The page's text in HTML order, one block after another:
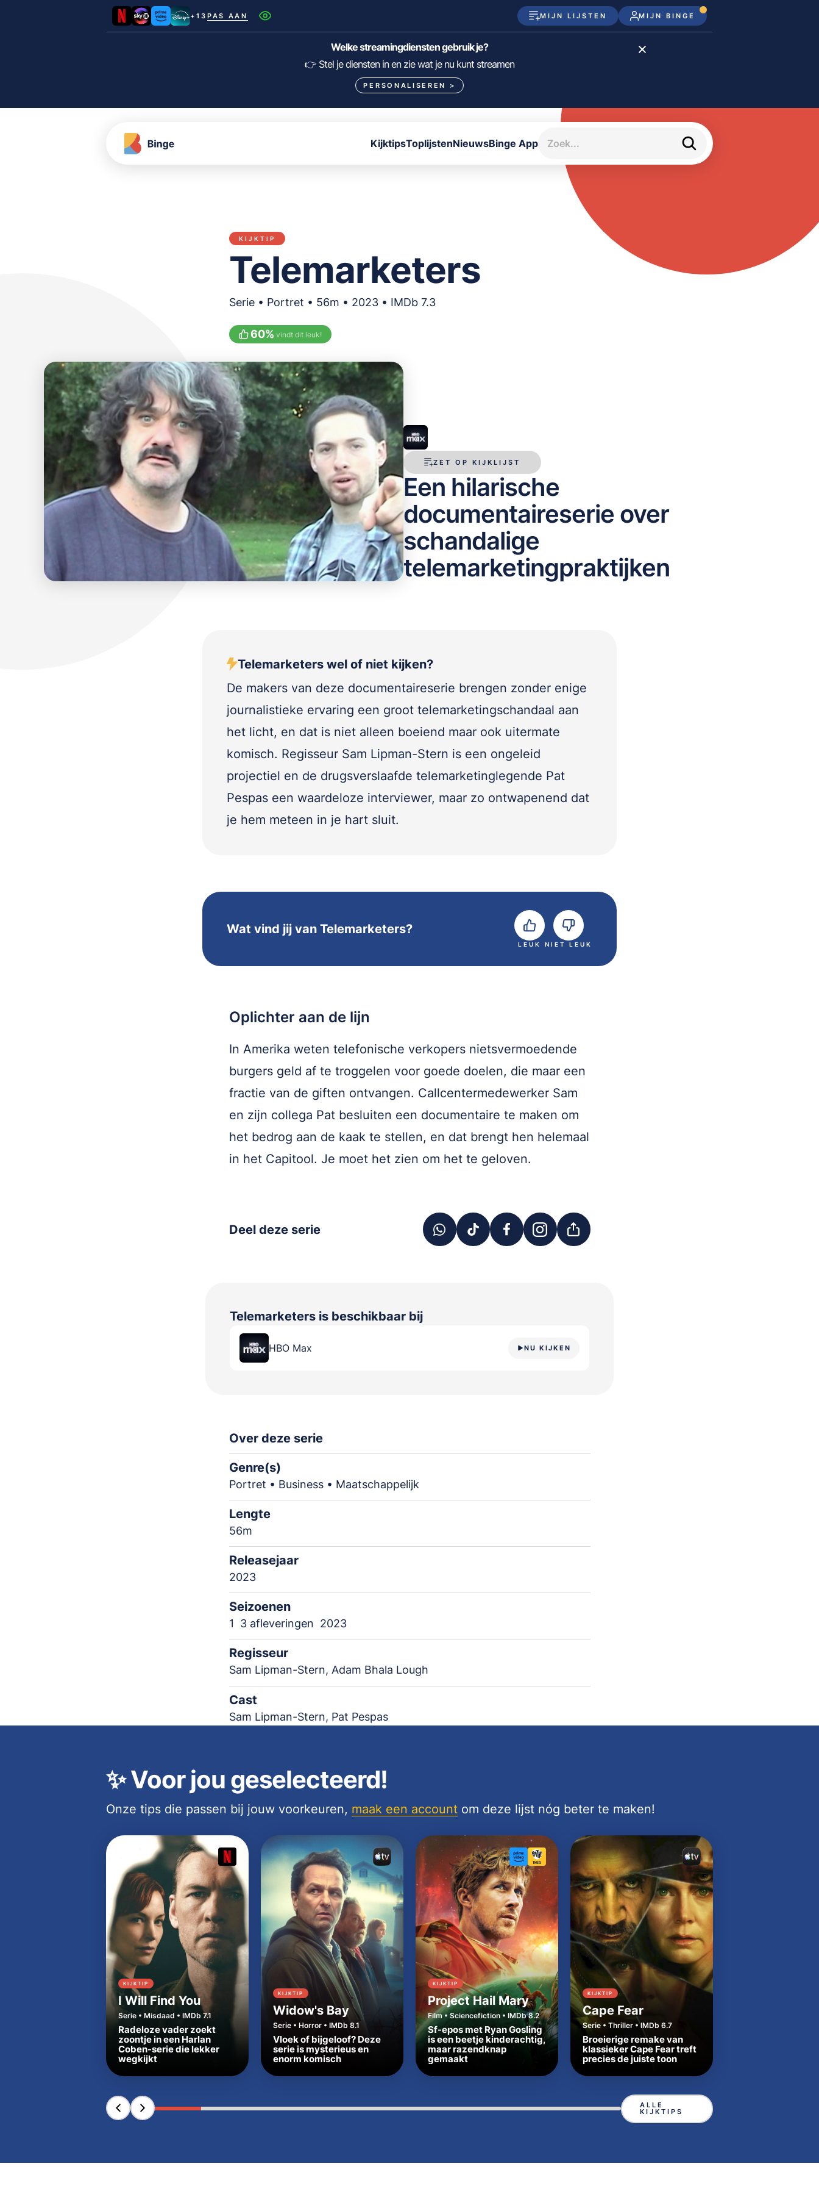
+13 PAS AAN MIJN LIJSTEN MIJN BINGE
Netflix SkyShowtime Prime Video Disney+
HBO Max NPO Start
Pathé Thuis
meJane
Welke streamingdiensten gebruik je?
👉 Stel je diensten in en zie wat je nu kunt streamen
PERSONALISEREN >
KijktipsToplijstenNieuwsBinge App
KIJKTIP
Telemarketers
Serie • Portret • 56m • 2023 • IMDb 7.3
60% vindt dit leuk!
ZET OP KIJKLIJST
Een hilarische
documentaireserie over
schandalige
telemarketingpraktijken
Telemarketers wel of niet kijken?
De makers van deze documentaireserie brengen zonder enige
journalistieke ervaring een groot telemarketingschandaal aan
het licht, en dat is niet alleen boeiend maar ook uitermate
komisch. Regisseur Sam Lipman-Stern is een ongeleid
projectiel en de drugsverslaafde telemarketinglegende Pat
Pespas een waardeloze interviewer, maar zo ontwapenend dat
je hem meteen in je hart sluit.
Wat vind jij van Telemarketers?
LEUK NIET LEUK
Oplichter aan de lijn
In Amerika weten telefonische verkopers nietsvermoedende
burgers geld af te troggelen voor goede doelen, die maar een
fractie van de giften ontvangen. Callcentermedewerker Sam
en zijn collega Pat besluiten een documentaire te maken om
het bedrog aan de kaak te stellen, en dat brengt hen helemaal
in het Capitool. Je moet het zien om het te geloven.
Deel deze serie
Telemarketers is beschikbaar bij
HBO Max NU KIJKEN
Over deze serie
Genre(s)
Portret • Business • Maatschappelijk
Lengte
56m
Releasejaar
2023
Seizoenen
1 3 afleveringen 2023
Regisseur
Sam Lipman-Stern, Adam Bhala Lough
Cast
Sam Lipman-Stern, Pat Pespas
✨Voor jou geselecteerd!
Onze tips die passen bij jouw voorkeuren, maak een account om deze lijst nóg beter te maken!
KIJKTIP
I Will Find You
Serie • Misdaad • IMDb 7.1
Radeloze vader zoekt
zoontje in een Harlan
Coben-serie die lekker
wegkijkt
KIJKTIP
Widow's Bay
Serie • Horror • IMDb 8.1
Vloek of bijgeloof? Deze
serie is mysterieus en
enorm komisch
KIJKTIP
Project Hail Mary
Film • Sciencefiction • IMDb 8.2
Sf-epos met Ryan Gosling
is een beetje kinderachtig,
maar razendknap
gemaakt
KIJKTIP
Cape Fear
Serie • Thriller • IMDb 6.7
Broeierige remake van
klassieker Cape Fear treft
precies de juiste toon
ALLE
KIJKTIPS